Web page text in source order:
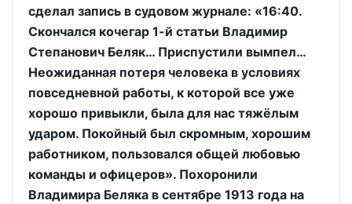
сделал запись в судовом журнале: «16:40.
Скончался кочегар 1-й статьи Владимир
Степанович Беляк… Приспустили вымпел…
Неожиданная потеря человека в условиях
повседневной работы, к которой все уже
хорошо привыкли, была для нас тяжёлым
ударом. Покойный был скромным, хорошим
работником, пользовался общей любовью
команды и офицеров». Похоронили
Владимира Беляка в сентябре 1913 года на